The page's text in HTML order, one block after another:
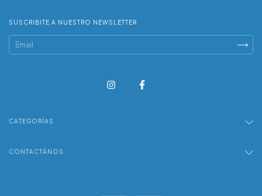
SUSCRIBITE A NUESTRO NEWSLETTER
CATEGORÍAS
CONTACTÁNOS